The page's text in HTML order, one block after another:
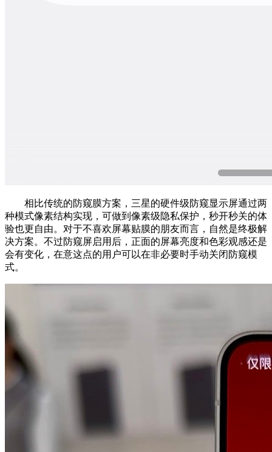
相比传统的防窥膜方案，三星的硬件级防窥显示屏通过两
种模式像素结构实现，可做到像素级隐私保护，秒开秒关的体
验也更自由。对于不喜欢屏幕贴膜的朋友而言，自然是终极解
决方案。不过防窥屏启用后，正面的屏幕亮度和色彩观感还是
会有变化，在意这点的用户可以在非必要时手动关闭防窥模
式。